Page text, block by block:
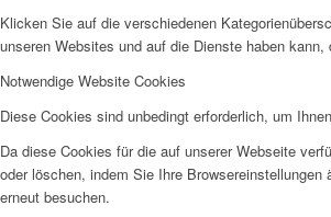
Klicken Sie auf die verschiedenen
unseren Websites und auf die Dienste haben kann,
Notwendige Website Cookies
Diese Cookies sind unbedingt erforderlich, um
Da diese Cookies für die auf unserer Webseite
oder löschen, indem Sie Ihre
erneut besuchen.